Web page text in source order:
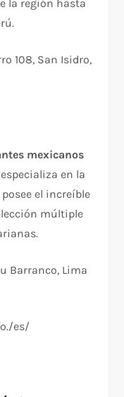
la región hasta
108, San Isidro,
mexicanos
en la
el increíble
múltiple
Barranco, Lima
es/